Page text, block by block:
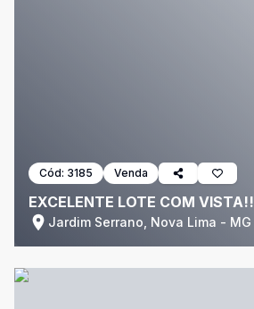
Cód: 3185 Venda
EXCELENTE LOTE COM VISTA!!
Jardim Serrano, Nova Lima - MG